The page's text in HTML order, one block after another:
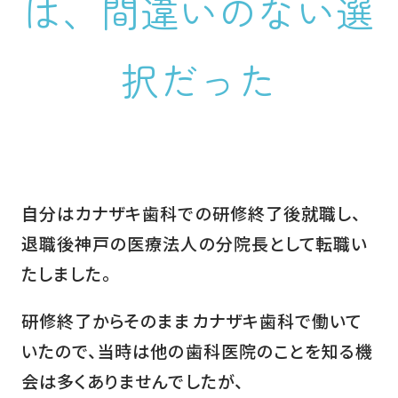
択だった
自分はカナザキ歯科での研修終了後就職し、
退職後神戸の医療法人の分院長として転職い
たしました。
研修終了からそのままカナザキ歯科で働いて
いたので、当時は他の歯科医院のことを知る機
会は多くありませんでしたが、